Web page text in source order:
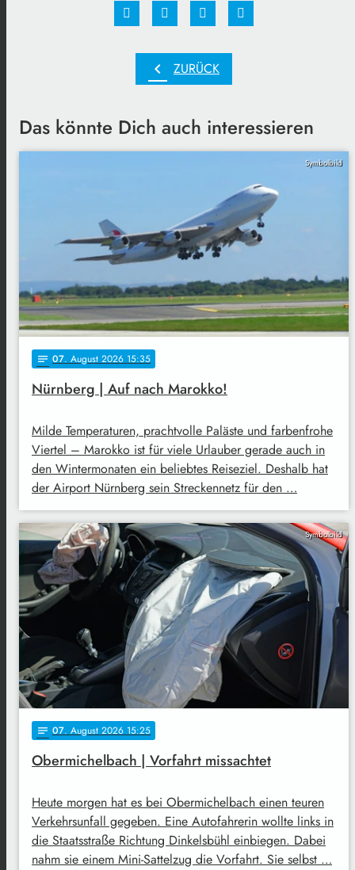
chevron_left ZURÜCK
Das könnte Dich auch interessieren
Symbolbild
notes 07. August 2026 15:35
Nürnberg | Auf nach Marokko!
Milde Temperaturen, prachtvolle Paläste und farbenfrohe
Viertel – Marokko ist für viele Urlauber gerade auch in
den Wintermonaten ein beliebtes Reiseziel. Deshalb hat
der Airport Nürnberg sein Streckennetz für den …
Symbolbild
notes 07. August 2026 15:25
Obermichelbach | Vorfahrt missachtet
Heute morgen hat es bei Obermichelbach einen teuren
Verkehrsunfall gegeben. Eine Autofahrerin wollte links in
die Staatsstraße Richtung Dinkelsbühl einbiegen. Dabei
nahm sie einem Mini-Sattelzug die Vorfahrt. Sie selbst …